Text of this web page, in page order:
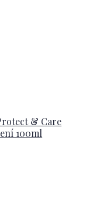
& Care
100ml